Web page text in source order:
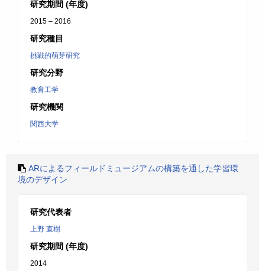
研究期間 (年度)
2015 – 2016
研究種目
挑戦的萌芽研究
研究分野
教育工学
研究機関
関西大学
ARによるフィールドミュージアムの構築を通した学習環
境のデザイン
研究代表者
上野 直樹
研究期間 (年度)
2014